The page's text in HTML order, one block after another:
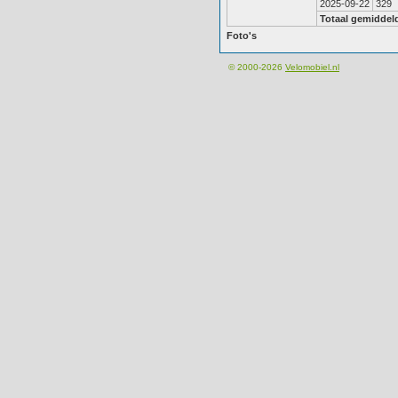
2025-09-22 329
Totaal
Foto's
© 2000-2026 Velomobiel.nl